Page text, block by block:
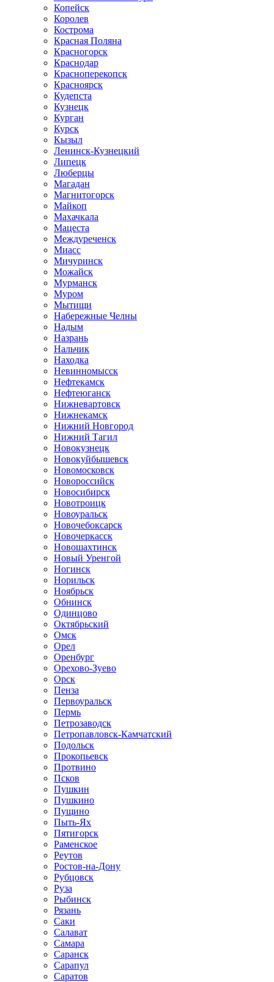
Копейск
Королев
Кострома
Красная Поляна
Красногорск
Краснодар
Красноперекопск
Красноярск
Кудепста
Кузнецк
Курган
Курск
Кызыл
Ленинск-Кузнецкий
Липецк
Люберцы
Магадан
Магнитогорск
Майкоп
Махачкала
Мацеста
Междуреченск
Миасс
Мичуринск
Можайск
Мурманск
Муром
Мытищи
Набережные Челны
Надым
Назрань
Нальчик
Находка
Невинномысск
Нефтекамск
Нефтеюганск
Нижневартовск
Нижнекамск
Нижний Новгород
Нижний Тагил
Новокузнецк
Новокуйбышевск
Новомосковск
Новороссийск
Новосибирск
Новотроицк
Новоуральск
Новочебоксарск
Новочеркасск
Новошахтинск
Новый Уренгой
Ногинск
Норильск
Ноябрьск
Обнинск
Одинцово
Октябрьский
Омск
Орел
Оренбург
Орехово-Зуево
Орск
Пенза
Первоуральск
Пермь
Петрозаводск
Петропавловск-Камчатский
Подольск
Прокопьевск
Протвино
Псков
Пушкин
Пушкино
Пущино
Пыть-Ях
Пятигорск
Раменское
Реутов
Ростов-на-Дону
Рубцовск
Руза
Рыбинск
Рязань
Саки
Салават
Самара
Саранск
Сарапул
Саратов